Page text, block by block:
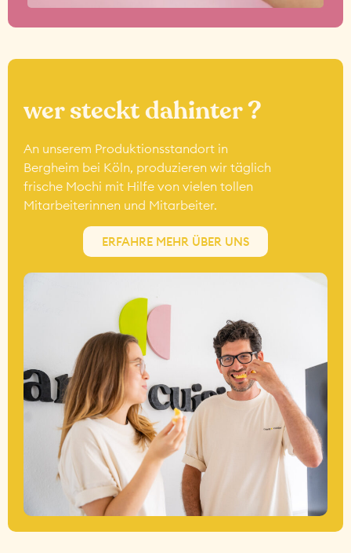
wer steckt dahinter ?
An unserem Produktionsstandort in
Bergheim bei Köln, produzieren wir täglich
frische Mochi mit Hilfe von vielen tollen
Mitarbeiterinnen und Mitarbeiter.
ERFAHRE MEHR ÜBER UNS